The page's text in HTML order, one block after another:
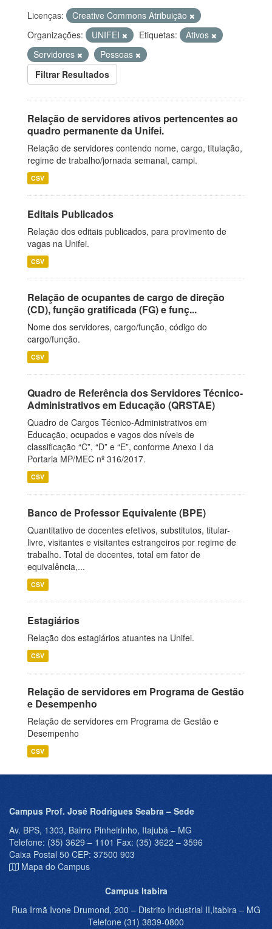
Licenças:
Creative Commons Atribuição
Organizações:
UNIFEI Etiquetas:
Ativos
Servidores
Pessoas
Filtrar Resultados
Relação de servidores ativos pertencentes ao
quadro permanente da Unifei.
Relação de servidores contendo nome, cargo, titulação,
regime de trabalho/jornada semanal, campi.
CSV
Editais Publicados
Relação dos editais publicados, para provimento de
vagas na Unifei.
CSV
Relação de ocupantes de cargo de direção
(CD), função gratificada (FG) e funç...
Nome dos servidores, cargo/função, código do
cargo/função.
CSV
Quadro de Referência dos Servidores Técnico-
Administrativos em Educação (QRSTAE)
Quadro de Cargos Técnico-Administrativos em
Educação, ocupados e vagos dos níveis de
classificação “C”, “D” e “E”, conforme Anexo I da
Portaria MP/MEC nº 316/2017.
CSV
Banco de Professor Equivalente (BPE)
Quantitativo de docentes efetivos, substitutos, titular-
livre, visitantes e visitantes estrangeiros por regime de
trabalho. Total de docentes, total em fator de
equivalência,...
CSV
Estagiários
Relação dos estagiários atuantes na Unifei.
CSV
Relação de servidores em Programa de Gestão
e Desempenho
Relação de servidores em Programa de Gestão e
Desempenho
CSV
Campus Prof. José Rodrigues Seabra – Sede
Av. BPS, 1303, Bairro Pinheirinho, Itajubá – MG
Telefone: (35) 3629 – 1101 Fax: (35) 3622 – 3596
Caixa Postal 50 CEP: 37500 903
Mapa do Campus
Campus Itabira
Rua Irmã Ivone Drumond, 200 – Distrito Industrial II,Itabira – MG
Telefone (31) 3839-0800